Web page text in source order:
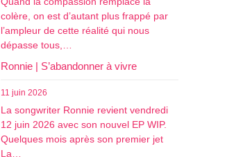
colère, on est d’autant plus frappé par
l’ampleur de cette réalité qui nous
dépasse tous,…
Ronnie | S’abandonner à vivre
11 juin 2026
La songwriter Ronnie revient vendredi
12 juin 2026 avec son nouvel EP WIP.
Quelques mois après son premier jet
La…